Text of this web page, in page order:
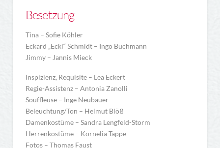
Besetzung
Tina – Sofie Köhler
Eckard „Ecki“ Schmidt – Ingo Büchmann
Jimmy – Jannis Mieck
Inspizienz, Requisite – Lea Eckert
Regie-Assistenz – Antonia Zanolli
Souffleuse – Inge Neubauer
Beleuchtung/Ton – Helmut Blöß
Damenkostüme – Sandra Lengfeld-Storm
Herrenkostüme – Kornelia Tappe
Fotos – Thomas Faust